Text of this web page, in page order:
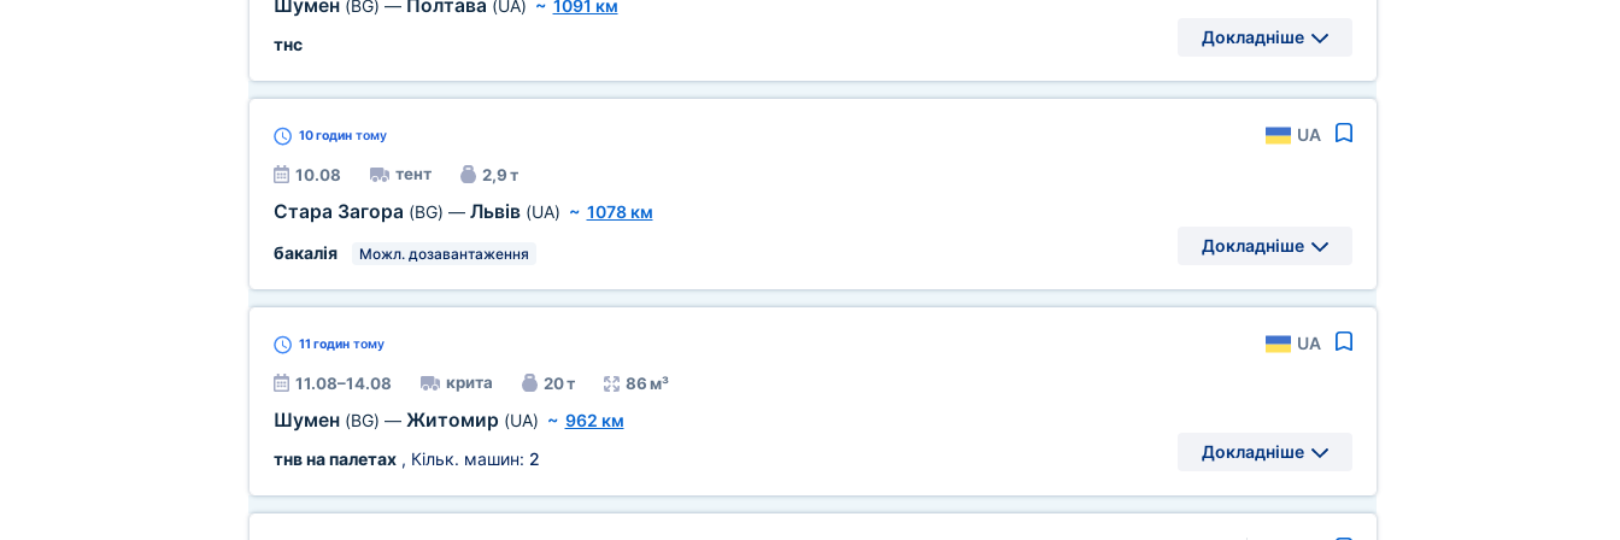
Шумен (BG) — Полтава (UA) ~ 1091 км
тнс
Докладніше
10 годинтому UA
10.08 тент 2,9 т
Стара Загора (BG) — Львів (UA) ~ 1078 км
бакалія
Можл. дозавантаження Докладніше
11 годинтому UA
11.08–14.08 крита 20 т 86 м³
Шумен (BG) — Житомир (UA) ~ 962 км
тнв на палетах, Кільк. машин: 2 Докладніше